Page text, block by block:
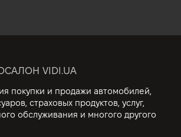
VIDI.UA
покупки и продажи автомобилей,
страховых продуктов, услуг,
обслуживания и многого другого